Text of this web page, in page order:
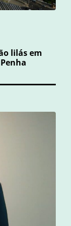
lilás em